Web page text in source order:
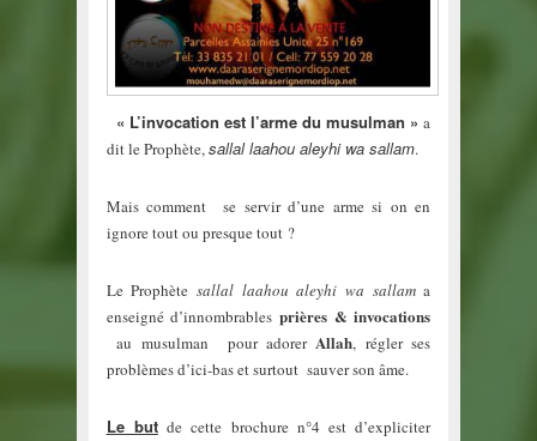
« L’invocation est l’arme du musulman »a
dit le Prophète,sallal laahou aleyhi wa sallam.
Mais comment se servir d’une arme si on en
ignore tout ou presque tout ?
Le Prophète sallal laahou aleyhi wa sallama
enseigné d’innombrables prières & invocations
au musulman pour adorerAllah, régler ses
problèmes d’ici-bas et surtout sauver son âme.
Le butde cette brochure n°4 est d’expliciter